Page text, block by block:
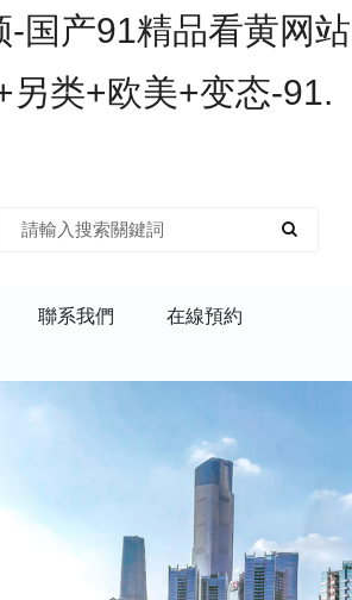
国产91精品看黄网站
类+欧美+变态-91.
聯系我們 在線預約